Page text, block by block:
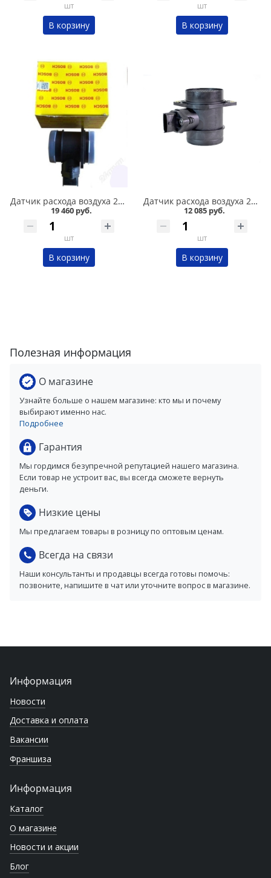
шт
В корзину
шт
В корзину
Датчик расхода воздуха 2110 /1,6/ BOSCH EURO 116 в Кургане
19 460 руб.
шт
В корзину
Датчик расхода воздуха 2110 /1,5/ BOSCH 037 в Кургане
12 085 руб.
шт
В корзину
Полезная информация
О магазине
Узнайте больше о нашем магазине: кто мы и почему
выбирают именно нас.
Подробнее
Гарантия
Мы гордимся безупречной репутацией нашего магазина.
Если товар не устроит вас, вы всегда сможете вернуть
деньги.
Низкие цены
Мы предлагаем товары в розницу по оптовым ценам.
Всегда на связи
Наши консультанты и продавцы всегда готовы помочь:
позвоните, напишите в чат или уточните вопрос в магазине.
Информация
Новости
Доставка и оплата
Вакансии
Франшиза
Информация
Каталог
О магазине
Новости и акции
Блог